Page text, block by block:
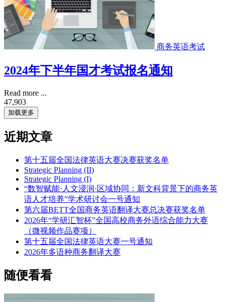
商务英语考试
2024年下半年国才考试报名通知
Read more ...
47,903
加载更多
近期文章
第十五届全国法律英语大赛决赛获奖名单
Strategic Planning (II)
Strategic Planning (I)
“数智赋能·人文浸润·区域协同：新文科背景下的商务英
语人才培养”学术研讨会一号通知
第六届BETT全国商务英语翻译大赛总决赛获奖名单
2026年“学研汇智杯”全国高校商务外语综合能力大赛
（微视频作品赛项）
第十五届全国法律英语大赛一号通知
2026年多语种商务翻译大赛
随便看看